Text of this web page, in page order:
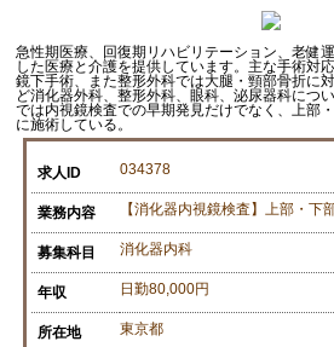
急性期医療、回復期リハビリテーション、老健
した医療と介護を提供しています。主な手術対
鏡下手術、また整形外科では大腿・頸部骨折に
ど消化器外科、整形外科、眼科、泌尿器科につ
では内視鏡検査での早期発見だけでなく、上部
に施術している。
求人ID 034378
業務内容 【消化器内視鏡検査】上部・下
募集科目 消化器内科
年収 日勤80,000円
所在地 東京都